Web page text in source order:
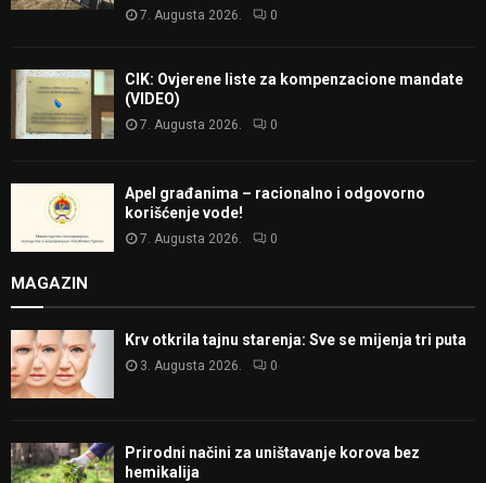
7. Augusta 2026. 0
CIK: Ovjerene liste za kompenzacione mandate
(VIDEO)
7. Augusta 2026. 0
Apel građanima – racionalno i odgovorno
korišćenje vode!
7. Augusta 2026. 0
MAGAZIN
Krv otkrila tajnu starenja: Sve se mijenja tri puta
3. Augusta 2026. 0
Prirodni načini za uništavanje korova bez
hemikalija